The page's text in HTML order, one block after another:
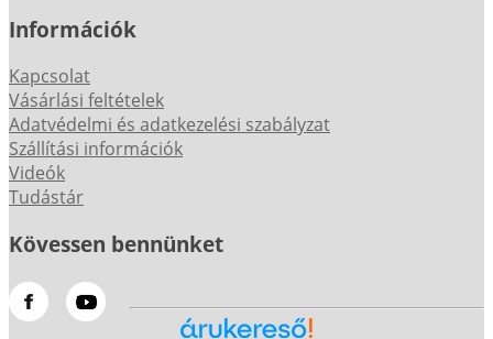
Információk
Kapcsolat
Vásárlási feltételek
Adatvédelmi és adatkezelési szabályzat
Szállítási információk
Videók
Tudástár
Kövessen bennünket